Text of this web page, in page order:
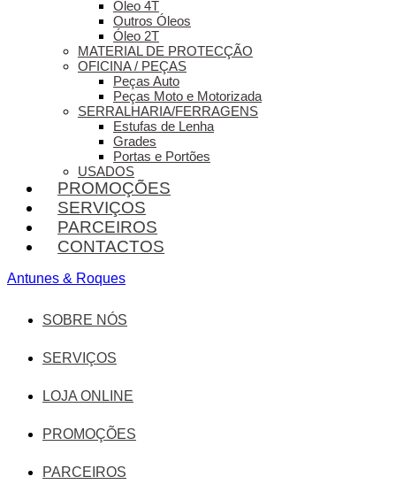
Óleo 4T
Outros Óleos
Óleo 2T
MATERIAL DE PROTECÇÃO
OFICINA / PEÇAS
Peças Auto
Peças Moto e Motorizada
SERRALHARIA/FERRAGENS
Estufas de Lenha
Grades
Portas e Portões
USADOS
PROMOÇÕES
SERVIÇOS
PARCEIROS
CONTACTOS
Antunes & Roques
SOBRE NÓS
SERVIÇOS
LOJA ONLINE
PROMOÇÕES
PARCEIROS